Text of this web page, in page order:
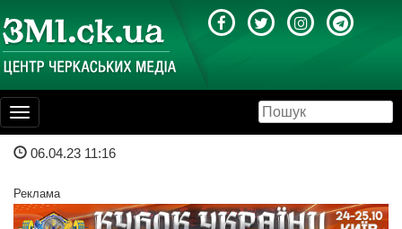
Toggle
navigation
06.04.23 11:16
Реклама